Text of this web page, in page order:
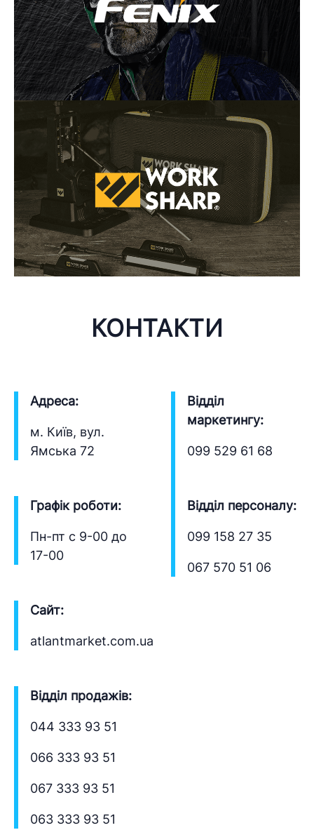
КОНТАКТИ
Адреса:
м. Київ, вул.
Ямська 72
Графік роботи:
Пн-пт с 9-00 до
17-00
Сайт:
atlantmarket.com.ua
Відділ
маркетингу:
099 529 61 68
Відділ персоналу:
099 158 27 35
067 570 51 06
Відділ продажів:
044 333 93 51
066 333 93 51
067 333 93 51
063 333 93 51